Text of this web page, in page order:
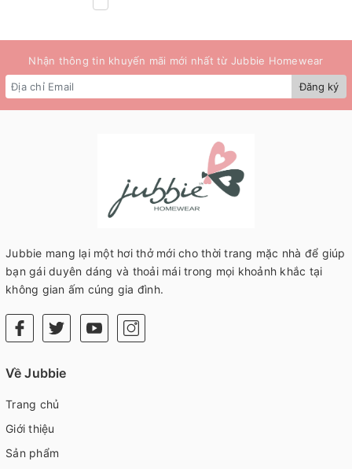
Nhận thông tin khuyến mãi mới nhất từ Jubbie Homewear
Đăng ký
Jubbie mang lại một hơi thở mới cho thời trang mặc nhà để giúp
bạn gái duyên dáng và thoải mái trong mọi khoảnh khắc tại
không gian ấm cúng gia đình.
Về Jubbie
Trang chủ
Giới thiệu
Sản phẩm